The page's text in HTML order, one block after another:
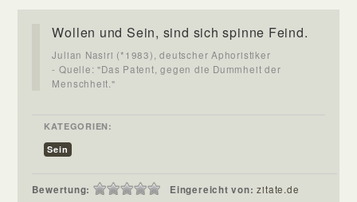
Wollen und Sein, sind sich spinne Feind.
Julian Nasiri (*1983), deutscher Aphoristiker
- Quelle: "Das Patent, gegen die Dummheit der
Menschheit."
KATEGORIEN:
Sein
Bewertung: Eingereicht von:zitate.de